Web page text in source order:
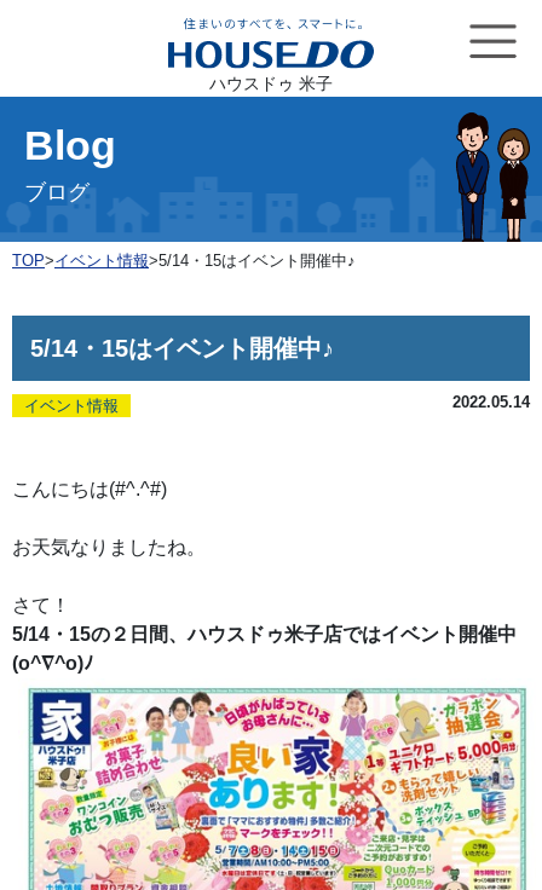
ハウスドゥ 米子
Blog
ブログ
TOP>イベント情報>5/14・15はイベント開催中♪
5/14・15はイベント開催中♪
イベント情報 2022.05.14
こんにちは(#^.^#)
お天気なりましたね。
さて！
5/14・15の２日間、ハウスドゥ米子店ではイベント開催中
(o^∇^o)ﾉ